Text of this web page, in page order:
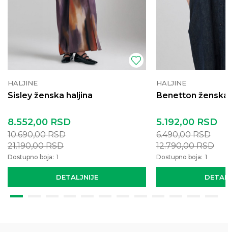
HALJINE
Sisley ženska haljina
DETALJNIJE
8.552,00 RSD
10.690,00RSD
21.190,00RSD
Dostupno boja: 1
HALJINE
Benetton
5.192,00 RSD
6.490,00RSD
12.790,00RSD
Dostupno boja: 1